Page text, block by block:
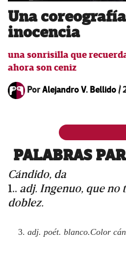
Una
inocencia
una sonrisilla que
ahora son ceniz
PorAlejandro V. Bellido/
PALABRAS
Cándido, da
1.. adj. Ingenuo, que no
doblez.
adj. poét. blanco.Color